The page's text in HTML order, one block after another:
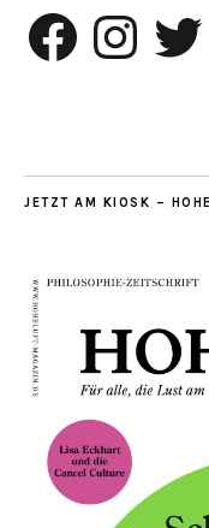
Facebook InstagramTwitter
JETZT AM KIOSK –